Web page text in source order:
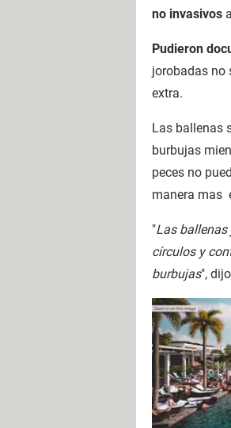
no invasivos
Pudieron
jorobadas no
extra.
Las ballenas
burbujas
peces no
manera mas
"Las ballenas
círculos y
burbujas",